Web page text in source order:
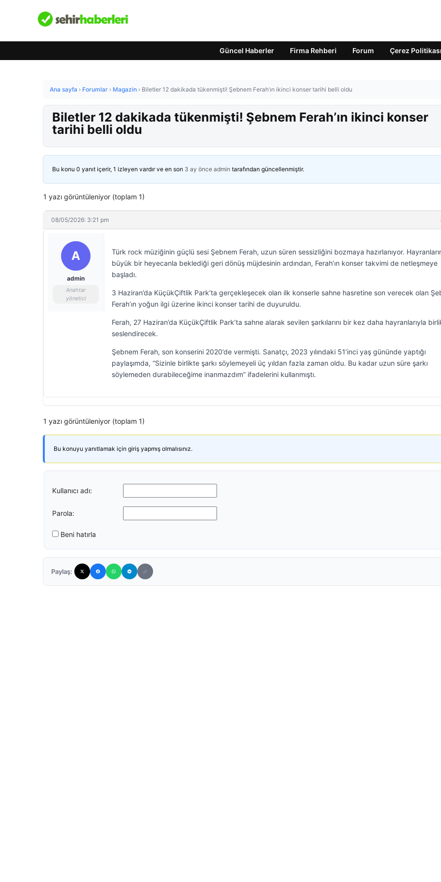
Güncel Haberler Firma Rehberi Forum Çerez Politikası
Ana sayfa › Forumlar › Magazin › Biletler 12 dakikada tükenmişti! Şebnem Ferah’ın ikinci konser tarihi belli oldu
Biletler 12 dakikada tükenmişti! Şebnem Ferah’ın ikinci konser
tarihi belli oldu
Bu konu 0 yanıt içerir, 1 izleyen vardır ve en son 3 ay önce admin tarafından güncellenmiştir.
1 yazı görüntüleniyor (toplam 1)
08/05/2026: 3:21 pm
A
admin
Anahtar
yönetici
Türk rock müziğinin güçlü sesi Şebnem Ferah, uzun süren sessizliğini bozmaya hazırlanıyor.
büyük bir heyecanla beklediği geri dönüş müjdesinin ardından, Ferah’ın konser takvimi de netleşmeye
başladı.
3 Haziran’da KüçükÇiftlik Park’ta gerçekleşecek olan ilk konserle sahne hasretine son verecek olan
Ferah’ın yoğun ilgi üzerine ikinci konser tarihi de duyuruldu.
Ferah, 27 Haziran’da KüçükÇiftlik Park’ta sahne alarak sevilen şarkılarını bir kez daha hayranlarıyla
seslendirecek.
Şebnem Ferah, son konserini 2020’de vermişti. Sanatçı, 2023 yılındaki 51’inci yaş gününde yaptığı
paylaşımda, “Sizinle birlikte şarkı söylemeyeli üç yıldan fazla zaman oldu. Bu kadar uzun süre şarkı
söylemeden durabileceğime inanmazdım” ifadelerini kullanmıştı.
1 yazı görüntüleniyor (toplam 1)
Bu konuyu yanıtlamak için giriş yapmış olmalısınız.
Kullanıcı adı:
Parola:
Beni hatırla
Paylaş: